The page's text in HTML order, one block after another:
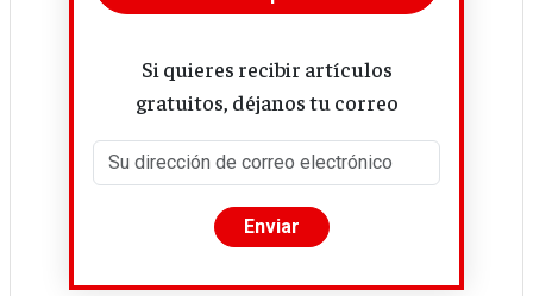
Si quieres recibir artículos
gratuitos, déjanos tu correo